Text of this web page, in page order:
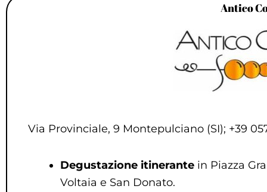
Antico
Via Provinciale, 9 Montepulciano (SI); +39
Degustazione itinerante in Piazza
Voltaia e San Donato.